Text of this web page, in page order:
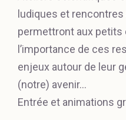
ludiques et
permettront aux petits
l’importance de ces
enjeux autour de leur
(notre) avenir…
Entrée et animations